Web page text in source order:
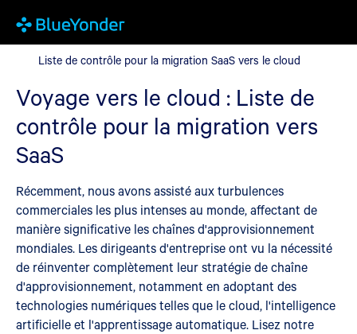
Liste de contrôle pour la migration SaaS vers le cloud
Liste de contrôle pour la migration SaaS vers le cloud
Voyage vers le cloud : Liste de
contrôle pour la migration vers
SaaS
Récemment, nous avons assisté aux turbulences
commerciales les plus intenses au monde, affectant de
manière significative les chaînes d'approvisionnement
mondiales. Les dirigeants d'entreprise ont vu la nécessité
de réinventer complètement leur stratégie de chaîne
d'approvisionnement, notamment en adoptant des
technologies numériques telles que le cloud, l'intelligence
artificielle et l'apprentissage automatique. Lisez notre